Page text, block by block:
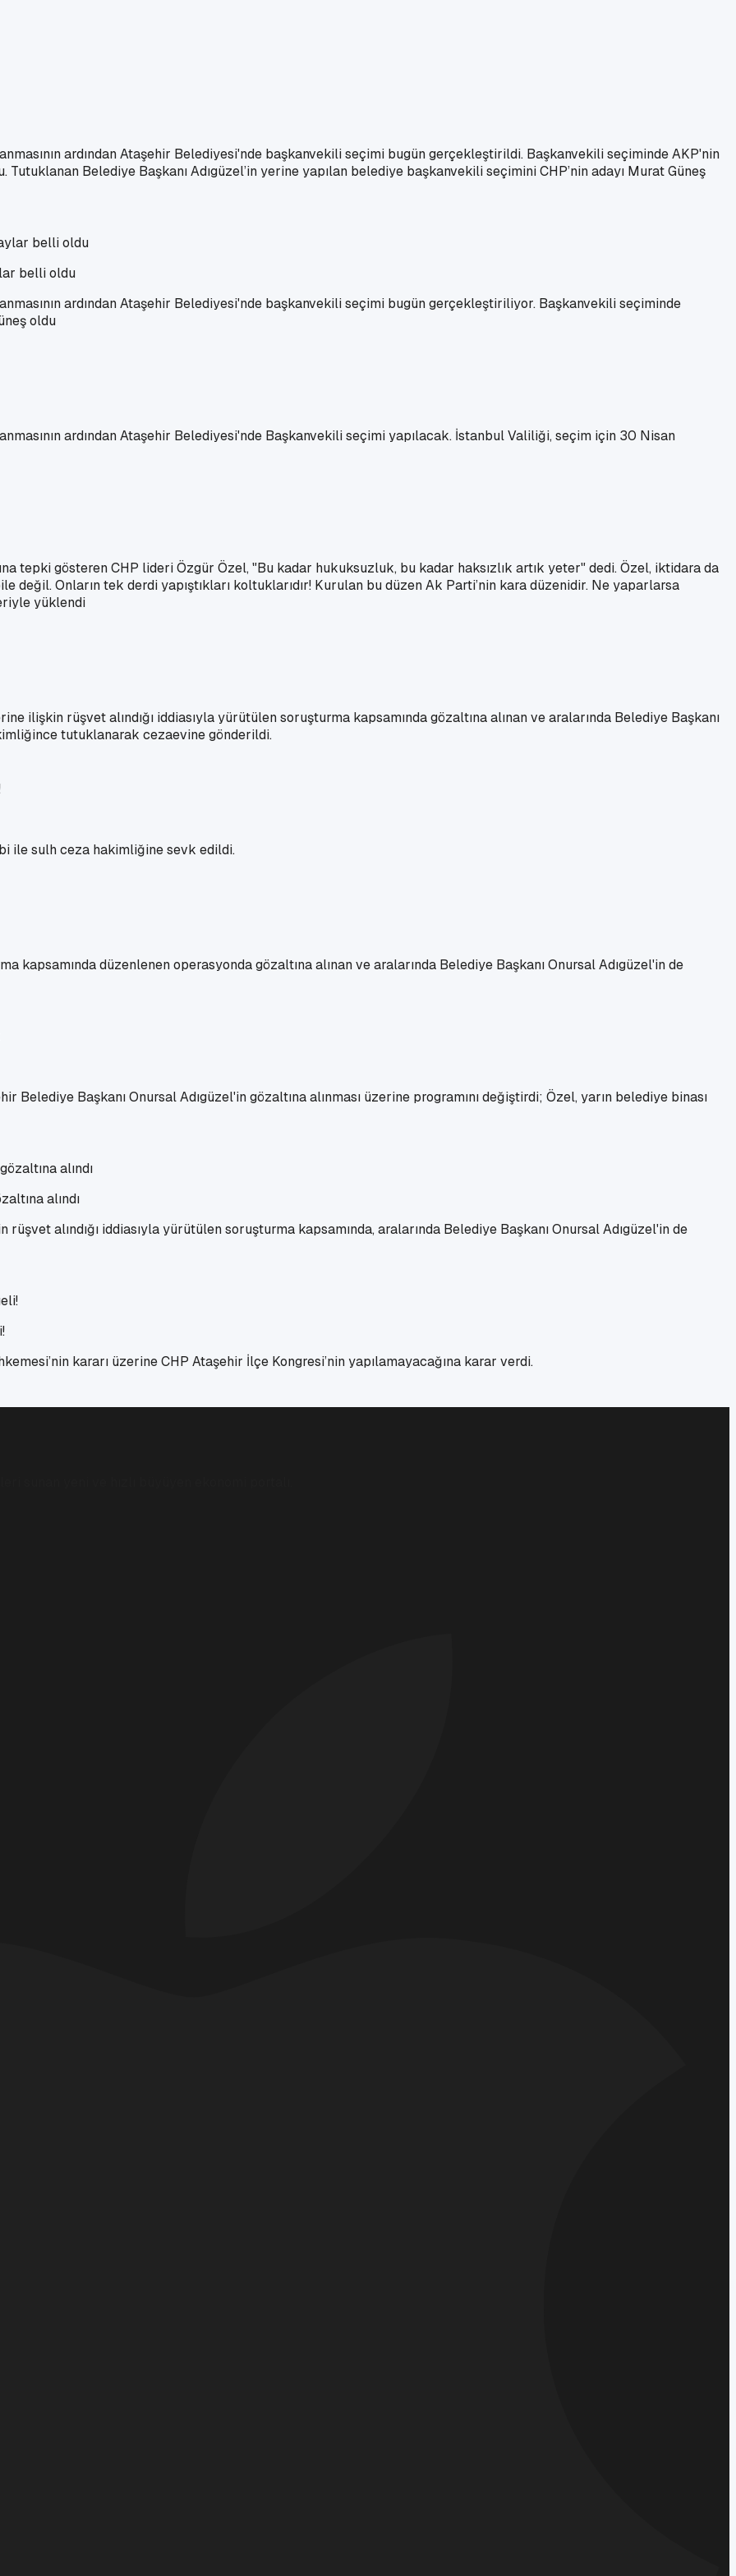
ardından Ataşehir Belediyesi'nde başkanvekili seçimi bugün gerçekleştirildi. Başkanvekili seçiminde AKP'nin
Tutuklanan Belediye Başkanı Adıgüzel’in yerine yapılan belediye başkanvekili seçimini CHP’nin adayı Murat Güneş
belli oldu
ardından Ataşehir Belediyesi'nde başkanvekili seçimi bugün gerçekleştiriliyor. Başkanvekili seçiminde
oldu
ardından Ataşehir Belediyesi'nde Başkanvekili seçimi yapılacak. İstanbul Valiliği, seçim için 30 Nisan
tepki gösteren CHP lideri Özgür Özel, "Bu kadar hukuksuzluk, bu kadar haksızlık artık yeter" dedi. Özel, iktidara da
değil. Onların tek derdi yapıştıkları koltuklarıdır! Kurulan bu düzen Ak Parti’nin kara düzenidir. Ne yaparlarsa
yüklendi
ilişkin rüşvet alındığı iddiasıyla yürütülen soruşturma kapsamında gözaltına alınan ve aralarında Belediye Başkanı
tutuklanarak cezaevine gönderildi.
ile sulh ceza hakimliğine sevk edildi.
kapsamında düzenlenen operasyonda gözaltına alınan ve aralarında Belediye Başkanı Onursal Adıgüzel'in de
Başkanı Onursal Adıgüzel'in gözaltına alınması üzerine programını değiştirdi; Özel, yarın belediye binası
alındı
alındığı iddiasıyla yürütülen soruşturma kapsamında, aralarında Belediye Başkanı Onursal Adıgüzel'in de
kararı üzerine CHP Ataşehir İlçe Kongresi’nin yapılamayacağına karar verdi.